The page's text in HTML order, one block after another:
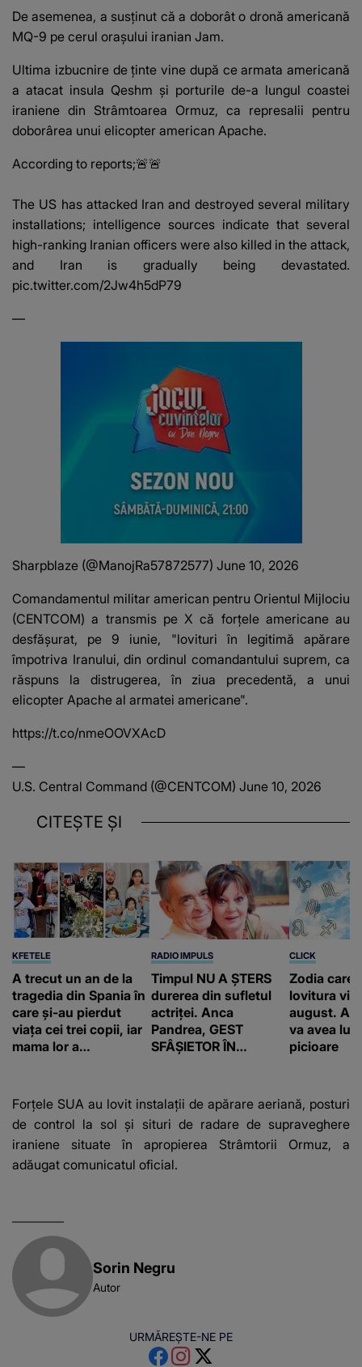
De asemenea, a susținut că a doborât o dronă americană
MQ-9 pe cerul orașului iranian Jam.
Ultima izbucnire de ținte vine după ce armata americană
a atacat insula Qeshm și porturile de-a lungul coastei
iraniene din Strâmtoarea Ormuz, ca represalii pentru
doborârea unui elicopter american Apache.
According to reports;🚨🚨
The US has attacked Iran and destroyed several military
installations; intelligence sources indicate that several
high-ranking Iranian officers were also killed in the attack,
and Iran is gradually being devastated.
pic.twitter.com/2Jw4h5dP79
—
Sharpblaze (@ManojRa57872577) June 10, 2026
Comandamentul militar american pentru Orientul Mijlociu
(CENTCOM) a transmis pe X că forțele americane au
desfășurat, pe 9 iunie, "lovituri în legitimă apărare
împotriva Iranului, din ordinul comandantului suprem, ca
răspuns la distrugerea, în ziua precedentă, a unui
elicopter Apache al armatei americane".
https://t.co/nmeOOVXAcD
—
U.S. Central Command (@CENTCOM) June 10, 2026
CITEȘTE ȘI
KFETELE
A trecut un an de la
tragedia din Spania în
care și-au pierdut
viața cei trei copii, iar
mama lor a…
RADIO IMPULS
Timpul NU A ȘTERS
durerea din sufletul
actriței. Anca
Pandrea, GEST
SFÂȘIETOR ÎN
copleșitor. Pe măsură
ce trece timpul
parcă..."
CLICK
Zodia care
lovitura
august.
va avea
picioare
Forțele SUA au lovit instalații de apărare aeriană, posturi
de control la sol și situri de radare de supraveghere
iraniene situate în apropierea Strâmtorii Ormuz, a
adăugat comunicatul oficial.
Sorin Negru
Autor
URMĂREȘTE-NE PE